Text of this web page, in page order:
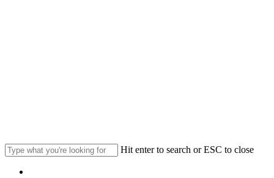
Hit enter to search or ESC to close
Search